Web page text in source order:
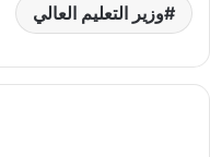
وزير التعليم العالي